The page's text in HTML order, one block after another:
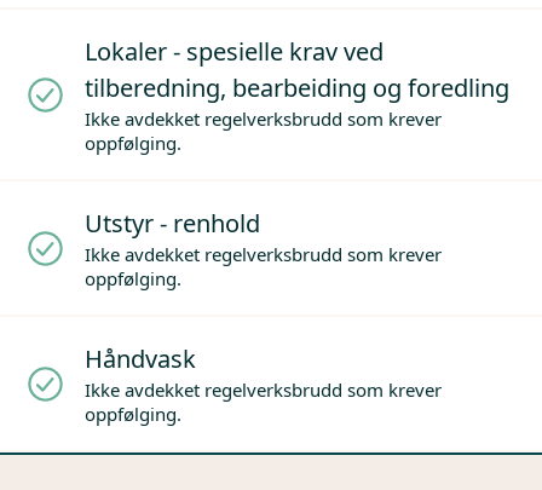
Lokaler - spesielle krav ved
tilberedning, bearbeiding og foredling
Ikke avdekket regelverksbrudd som krever
oppfølging.
Utstyr - renhold
Ikke avdekket regelverksbrudd som krever
oppfølging.
Håndvask
Ikke avdekket regelverksbrudd som krever
oppfølging.